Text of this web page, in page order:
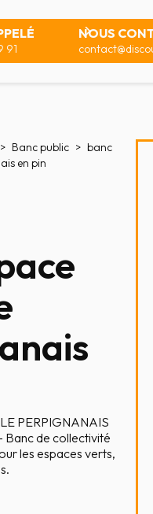
91
NOUS
Banc public
banc
en pin
PERPIGNANAIS
Banc de collectivité
les espaces verts,